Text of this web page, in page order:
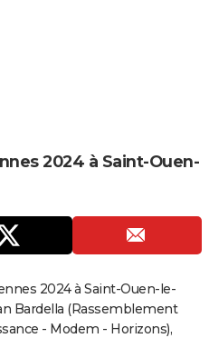
2024 à Saint-Ouen-
2024 à Saint-Ouen-le-
Bardella (Rassemblement
- Modem - Horizons),